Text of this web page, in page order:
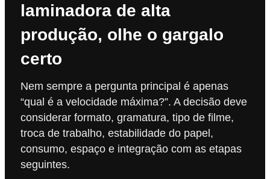
laminadora de alta
produção, olhe o gargalo
certo
Nem sempre a pergunta principal é apenas
“qual é a velocidade máxima?”. A decisão deve
considerar formato, gramatura, tipo de filme,
troca de trabalho, estabilidade do papel,
consumo, espaço e integração com as etapas
seguintes.